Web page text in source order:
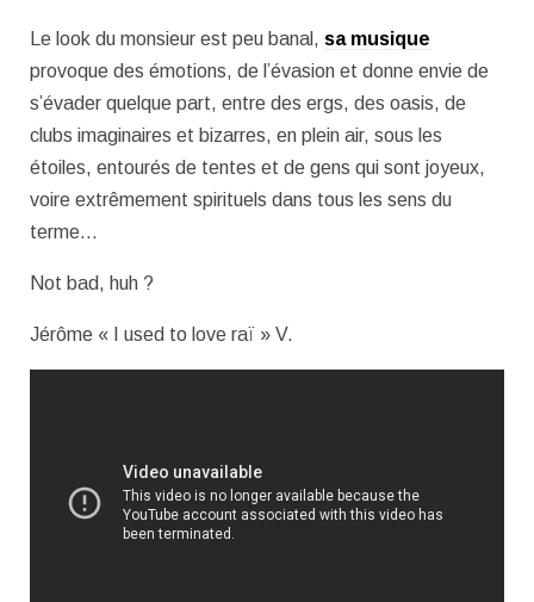
Le look du monsieur est peu banal, sa musique
provoque des émotions, de l’évasion et donne envie de
s’évader quelque part, entre des ergs, des oasis, de
clubs imaginaires et bizarres, en plein air, sous les
étoiles, entourés de tentes et de gens qui sont joyeux,
voire extrêmement spirituels dans tous les sens du
terme…
Not bad, huh ?
Jérôme « I used to love raï » V.